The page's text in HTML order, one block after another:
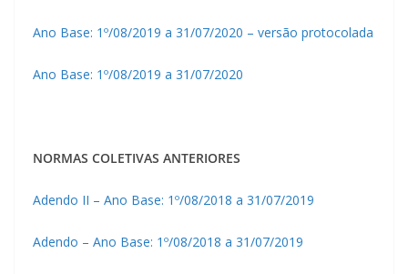
Ano Base: 1º/08/2019 a 31/07/2020 – versão protocolada
Ano Base: 1º/08/2019 a 31/07/2020
NORMAS COLETIVAS ANTERIORES
Adendo II – Ano Base: 1º/08/2018 a 31/07/2019
Adendo – Ano Base: 1º/08/2018 a 31/07/2019